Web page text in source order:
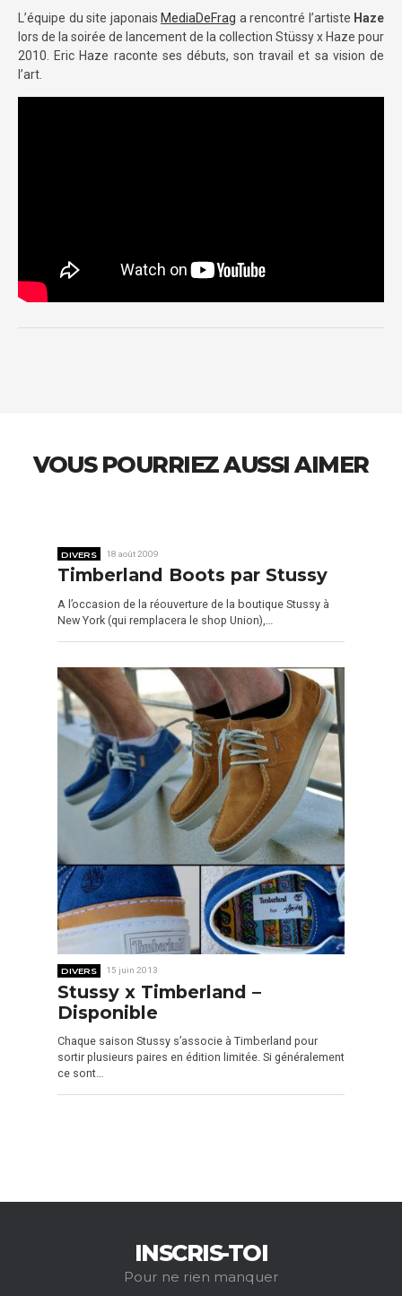
L’équipe du site japonais MediaDeFrag a rencontré l’artiste Haze
lors de la soirée de lancement de la collection Stüssy x Haze pour
2010. Eric Haze raconte ses débuts, son travail et sa vision de
l’art.
VOUS POURRIEZ AUSSI AIMER
DIVERS 18 août 2009
Timberland Boots par Stussy
A l’occasion de la réouverture de la boutique Stussy à
New York (qui remplacera le shop Union),…
DIVERS 15 juin 2013
Stussy x Timberland –
Disponible
Chaque saison Stussy s’associe à Timberland pour
sortir plusieurs paires en édition limitée. Si généralement
ce sont…
INSCRIS-TOI
Pour ne rien manquer